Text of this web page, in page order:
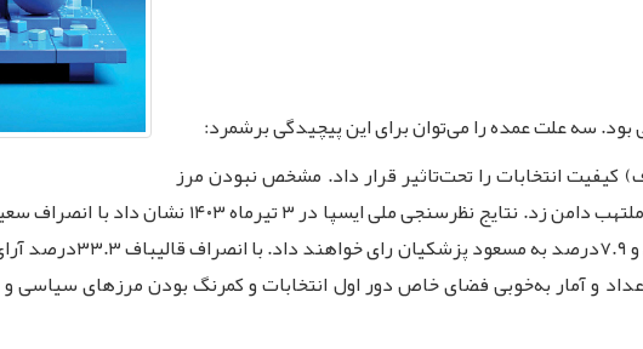
سه علت عمده را می‌توان برای این پیچیدگی برشمرد:
کیفیت انتخابات را تحت‌تاثیر قرار داد. مشخص نبودن مرز
وی گفتند به محمدباقر قالیباف،
داد. این اعداد و آمار به‌خوبی فضای خاص دور اول انتخابات و کمرنگ بودن مرزهای